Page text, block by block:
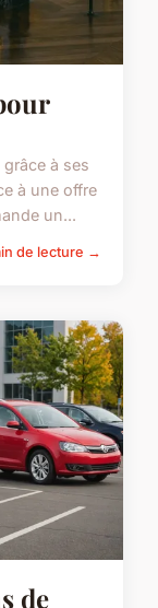
à ses
à une offre
un...
de lecture →
de